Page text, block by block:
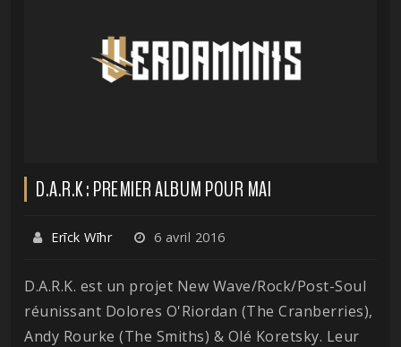
D.A.R.K : PREMIER ALBUM POUR MAI
Erīck Wīhr 6 avril 2016
D.A.R.K. est un projet New Wave/Rock/Post-Soul
réunissant Dolores O'Riordan (The Cranberries),
Andy Rourke (The Smiths) & Olé Koretsky. Leur